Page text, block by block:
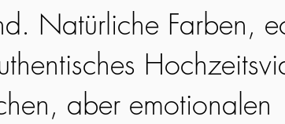
Natürliche Farben,
aber emotionalen